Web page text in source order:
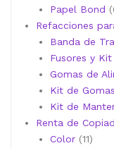
Papel Bond
Refacciones
Banda de
Fusores y
Gomas de
Kit de
Kit de
Renta de
Color 1111